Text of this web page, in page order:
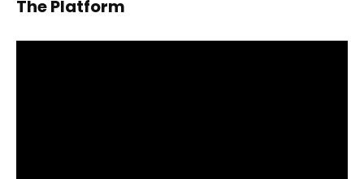
The Platform